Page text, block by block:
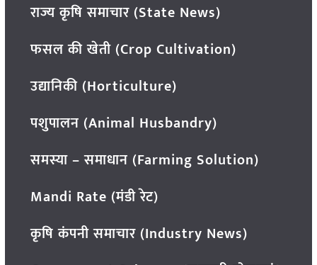
राज्य कृषि समाचार (State News)
फसल की खेती (Crop Cultivation)
उद्यानिकी (Horticulture)
पशुपालन (Animal Husbandry)
समस्या – समाधान (Farming Solution)
Mandi Rate (मंडी रेट)
कृषि कंपनी समाचार (Industry News)